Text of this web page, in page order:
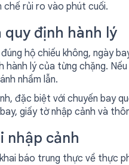
chế rủi ro vào phút cuối.
quy định hành lý
hộ chiếu không, ngày
hành lý của từng chặng.
nhầm lẫn.
đặc biệt với chuyến bay
giấy tờ nhập cảnh và
nhập cảnh
báo trung thực về thực